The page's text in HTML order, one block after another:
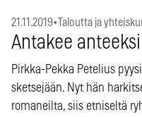
21.11.2019• Taloutta ja
Antakee anteeksi
Pirkka-Pekka Petelius
sketsejään. Nyt hän
romaneilta, siis etniseltä